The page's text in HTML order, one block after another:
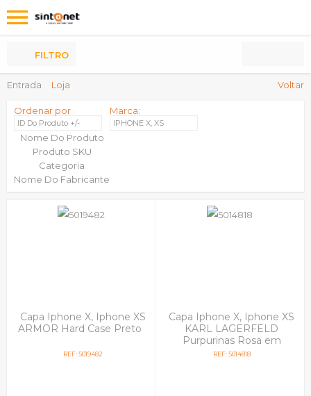
Entrada Loja Voltar
FILTRO
Ordenar por
ID Do Produto +/-
Nome Do Produto
Produto SKU
Categoria
Nome Do Fabricante
Marca:
IPHONE X, XS
Capa Iphone X, Iphone XS
ARMOR Hard Case Preto
REF: 5019482
Capa Iphone X, Iphone XS
KARL LAGERFELD
Purpurinas Rosa em
Blister
REF: 5014818